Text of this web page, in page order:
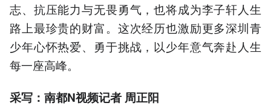
志、抗压能力与无畏勇气，也将成为李子轩人生
路上最珍贵的财富。这次经历也激励更多深圳青
少年心怀热爱、勇于挑战，以少年意气奔赴人生
每一座高峰。
采写：南都N视频记者 周正阳